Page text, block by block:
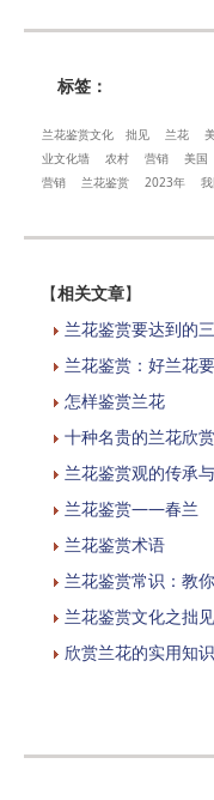
标签：
兰花鉴赏文化 拙见 兰花
业文化墙
农村 营销 美国
营销
兰花鉴赏 2023年
【相关文章】
兰花鉴赏要达到的
兰花鉴赏：好兰花
怎样鉴赏兰花
十种名贵的兰花欣
兰花鉴赏观的传承
兰花鉴赏——春兰
兰花鉴赏术语
兰花鉴赏常识：教
兰花鉴赏文化之拙见
欣赏兰花的实用知识